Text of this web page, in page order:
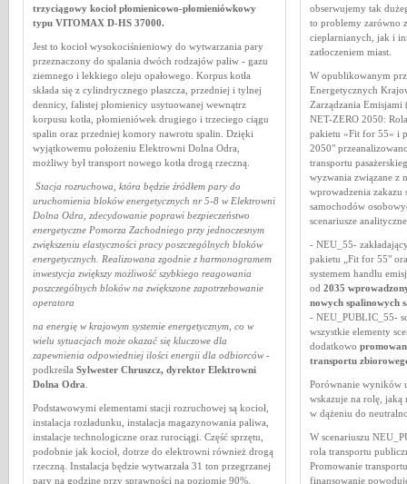
trzyciągowy kocioł płomienicowo-płomieniówkowy
typu VITOMAX D-HS 37000.
Jest to kocioł wysokociśnieniowy do wytwarzania pary
przeznaczony do spalania dwóch rodzajów paliw - gazu
ziemnego i lekkiego oleju opałowego. Korpus kotła
składa się z cylindrycznego płaszcza, przedniej i tylnej
dennicy, falistej płomienicy usytuowanej wewnątrz
korpusu kotła, płomieniówek drugiego i trzeciego ciągu
spalin oraz przedniej komory nawrotu spalin. Dzięki
wyjątkowemu położeniu Elektrowni Dolna Odra,
możliwy był transport nowego kotła drogą rzeczną.
Stacja rozruchowa, która będzie źródłem pary do
uruchomienia bloków energetycznych nr 5-8 w Elektrowni
Dolna Odra, zdecydowanie poprawi bezpieczeństwo
energetyczne Pomorza Zachodniego przy jednoczesnym
zwiększeniu elastyczności pracy poszczególnych bloków
energetycznych. Realizowana zgodnie z harmonogramem
inwestycja zwiększy możliwość szybkiego reagowania
poszczególnych bloków na zwiększone zapotrzebowanie
operatora
na energię w krajowym systemie energetycznym, co w
wielu sytuacjach może okazać się kluczowe dla
zapewnienia odpowiedniej ilości energii dla odbiorców-
podkreśla Sylwester Chruszcz, dyrektor Elektrowni
Dolna Odra
Podstawowymi elementami stacji rozruchowej są kocioł,
instalacja rozładunku, instalacja magazynowania paliwa,
instalacje technologiczne oraz rurociągi. Część sprzętu,
podobnie jak kocioł, dotrze do elektrowni również drogą
rzeczną. Instalacja będzie wytwarzała 31 ton przegrzanej
pary na godzinę przy sprawności na poziomie 90%.
obserwujemy tak
to problemy zarówno
cieplarnianych, jak i
zatłoczeniem miast.
W opublikowanym
Energetycznych
Zarządzania
NET-ZERO 2050:
pakietu »Fit for 55« i
2050"
transportu
wyzwania związane z
wprowadzenia zakazu
samochodów
scenariusze
- NEU_55-
pakietu „Fit for 55"
systemem handlu
od 2035
nowych spalinowych
- NEU_PUBLIC_55-
wszystkie elementy
dodatkowo
transportu
Porównanie wyników
wskazuje na rolę, jaką
w dążeniu do
W scenariuszu
rola transportu
Promowanie
finansowanie